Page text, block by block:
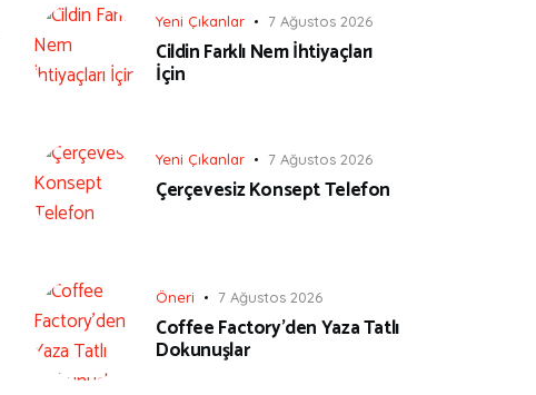
Yeni Çıkanlar 7 Ağustos 2026
Cildin Farklı Nem İhtiyaçları
İçin
Yeni Çıkanlar 7 Ağustos 2026
Çerçevesiz Konsept Telefon
Öneri 7 Ağustos 2026
Coffee Factory’den Yaza Tatlı
Dokunuşlar